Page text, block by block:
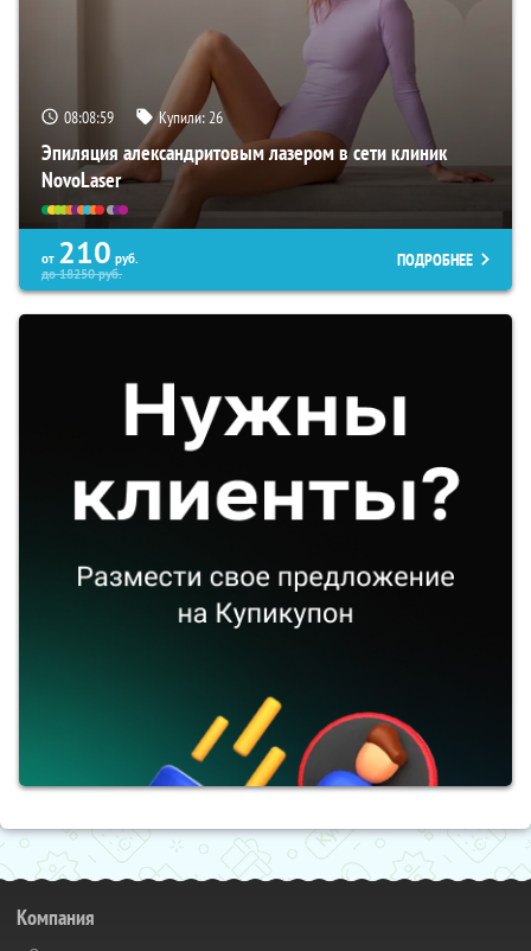
08:08:58 Купили:26
Эпиляция александритовым лазером в сети клиник
NovoLaser
от 210 руб.
до18250руб.
ПОДРОБНЕЕ
Компания